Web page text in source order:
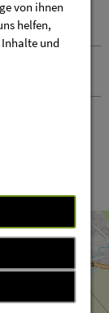
von ihnen
helfen,
Inhalte und